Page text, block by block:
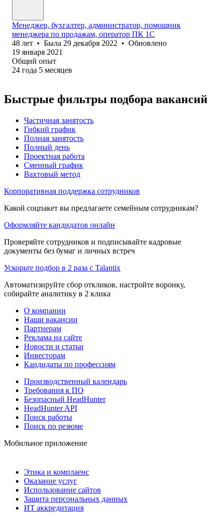
Менеджер, бухгалтер, администратор, помощник
менеджера по продажам, оператор ПК 1С
48 лет • Была 29 декабря 2022 • Обновлено
19 января 2021
Общий опыт
24 года 5 месяцев
Быстрые фильтры подбора вакансий
Частичная занятость
Гибкий график
Полная занятость
Полный день
Проектная работа
Сменный график
Вахтовый метод
Корпоративная поддержка сотрудников
Какой соцпакет вы предлагаете семейным сотрудникам?
Оформляйте кандидатов онлайн
Проверяйте сотрудников и подписывайте кадровые
документы без бумаг и личных встреч
Ускорьте подбор в 2 раза с Talantix
Автоматизируйте сбор откликов, настройте воронку,
собирайте аналитику в 2 клика
О компании
Наши вакансии
Партнерам
Реклама на сайте
Новости и статьи
Инвесторам
Кандидаты по профессиям
Производственный календарь
Требования к ПО
Безопасный HeadHunter
HeadHunter API
Поиск работы
Поиск по резюме
Мобильное приложение
Этика и комплаенс
Оказание услуг
Использование сайтов
Защита персональных данных
ИТ аккредитация